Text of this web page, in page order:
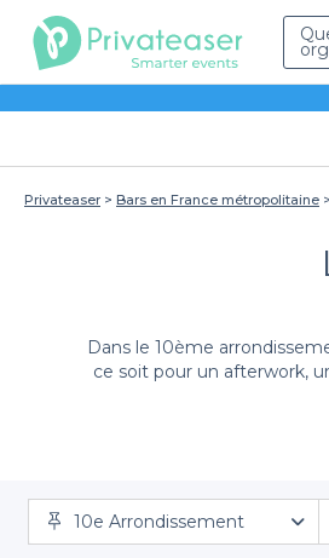
Privateaser Bars en France métropolitaine
Dans le 10ème
ce soit pour un afterwork,
Utiliser la plateforme
proposons un large
cocktails
10e Arrondissement